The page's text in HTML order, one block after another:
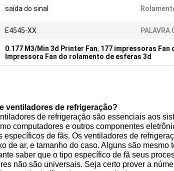
saída do sinal
E4545-XX PALAVRA
0.177 M3/Min 3d Printer Fan, 177 impressoras Fan
Impressora Fan do rolamento de esferas 3d
ventiladores de refrigeração?
de refrigeração são essenciais aos
computadores e outros componentes
específicos de fãs. Os ventiladores de
de ar, e tamanho do caso. Alguns são
saber que o tipo específico de fã seus
não são universais. Seja certo prover a